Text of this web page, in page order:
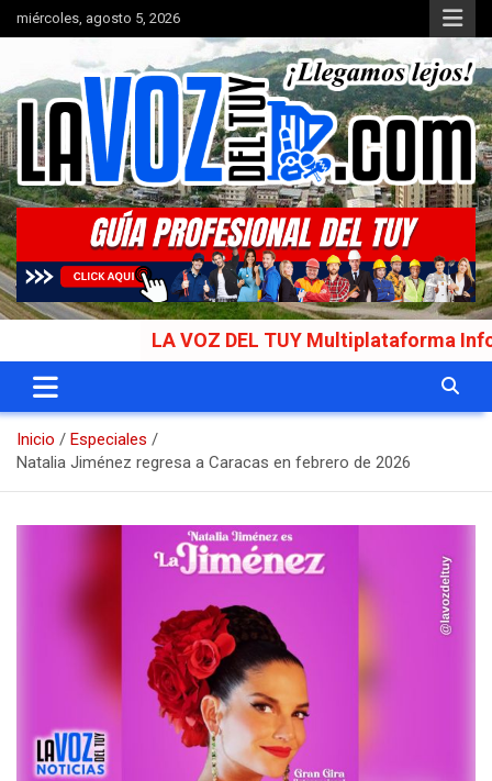
Saltar
al
miércoles, agosto 5, 2026
La Voz del Tuy
Portal de noticias
LA VOZ DEL TUY Multiplataforma
Inicio
Especiales
Natalia Jiménez regresa a Caracas en febrero de 2026